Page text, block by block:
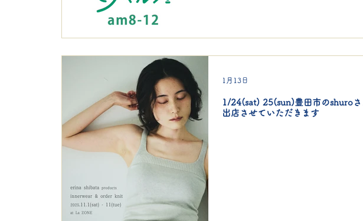
1/24(sat) 25(sun)豊田市のshuroさ
出店させていただきます
1月13日